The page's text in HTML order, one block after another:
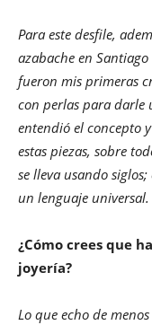
Para este desfile,
azabache en
fueron mis primeras
con perlas para darle
entendió el concepto
estas piezas, sobre
se lleva usando
un lenguaje universal.
¿Cómo crees que
joyería?
Lo que echo de